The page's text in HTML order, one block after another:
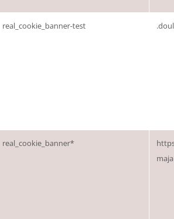
real_cookie_banner-test
real_cookie_banner*